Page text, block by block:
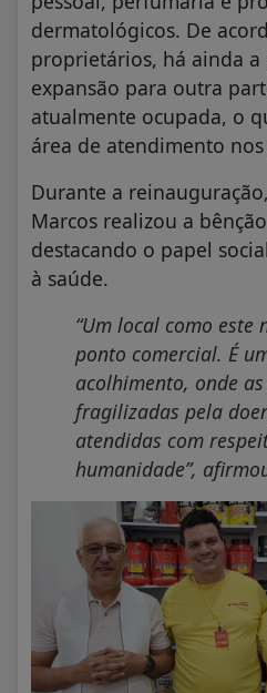
dermatológicos. De
proprietários, há ainda a
expansão para outra
atualmente ocupada, o
área de atendimento
Durante a
Marcos realizou a
destacando o papel
à saúde.
“Um local como este
ponto comercial. É
acolhimento, onde
fragilizadas pela
atendidas com
humanidade”,